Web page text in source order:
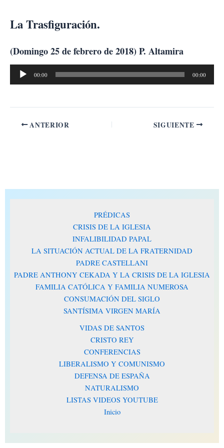
contenido
La Trasfiguración.
(Domingo 25 de febrero de 2018) P. Altamira
Reproductor
00:00 00:00
ANTERIOR SIGUIENTE
PRÉDICAS
CRISIS DE LA IGLESIA
INFALIBILIDAD PAPAL
LA SITUACIÓN ACTUAL DE LA FRATERNIDAD
PADRE CASTELLANI
PADRE ANTHONY CEKADA Y LA CRISIS DE LA IGLESIA
FAMILIA CATÓLICA Y FAMILIA NUMEROSA
CONSUMACIÓN DEL SIGLO
SANTÍSIMA VIRGEN MARÍA
VIDAS DE SANTOS
CRISTO REY
CONFERENCIAS
LIBERALISMO Y COMUNISMO
DEFENSA DE ESPAÑA
NATURALISMO
LISTAS VIDEOS YOUTUBE
Inicio